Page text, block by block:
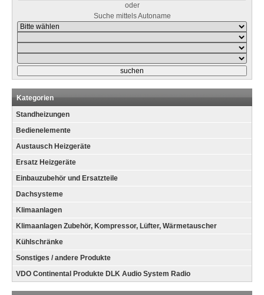
oder
Suche mittels Autoname
Kategorien
Standheizungen
Bedienelemente
Austausch Heizgeräte
Ersatz Heizgeräte
Einbauzubehör und Ersatzteile
Dachsysteme
Klimaanlagen
Klimaanlagen Zubehör, Kompressor, Lüfter, Wärmetauscher
Kühlschränke
Sonstiges / andere Produkte
VDO Continental Produkte DLK Audio System Radio